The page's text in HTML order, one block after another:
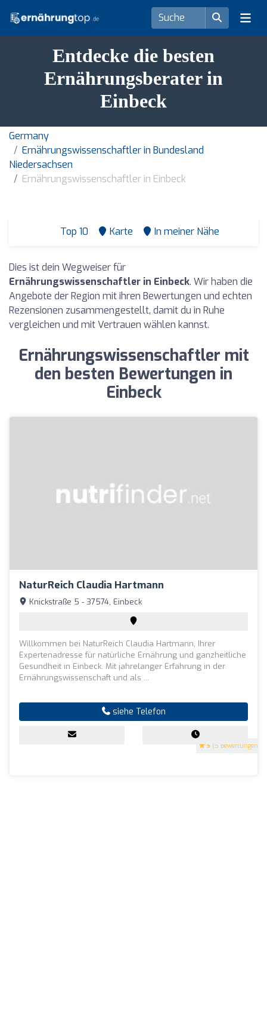
Entdecke die besten
Ernährungsberater in
Einbeck
Germany
Ernährungswissenschaftler in Bundesland
Niedersachsen
Ernährungswissenschaftler in Einbeck
Top 10 Karte In meiner Nähe
Dies ist dein Wegweiser für
Ernährungswissenschaftler in Einbeck. Wir haben die
Angebote der Region mit ihren Bewertungen und echten
Rezensionen zusammengestellt, damit du in Ruhe
vergleichen und mit Vertrauen wählen kannst.
Ernährungswissenschaftler mit
den besten Bewertungen in
Einbeck
NaturReich Claudia Hartmann
5 (5 Bewertungen)
Knickstraße 5 - 37574, Einbeck
Willkommen bei NaturReich Claudia Hartmann, Ihrer
Expertenadresse für natürliche Ernährung und ganzheitliche
Gesundheit in Einbeck. Mit jahrelanger Erfahrung in der
Ernährungswissenschaft und als ...
siehe Telefon